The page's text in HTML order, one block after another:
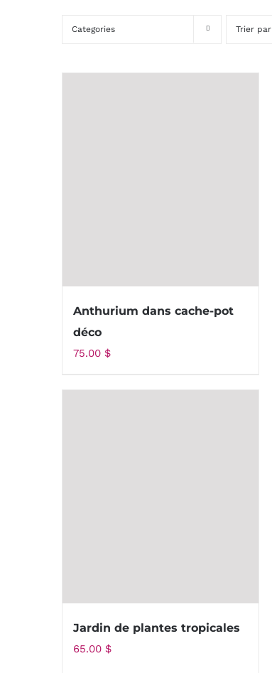
Categories Trier par
Anthurium dans cache-pot
déco
75.00 $
Jardin de plantes tropicales
65.00 $